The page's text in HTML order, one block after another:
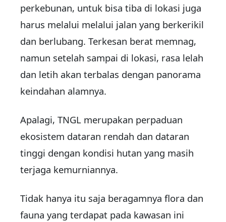
perkebunan, untuk bisa tiba di lokasi juga
harus melalui melalui jalan yang berkerikil
dan berlubang. Terkesan berat memnag,
namun setelah sampai di lokasi, rasa lelah
dan letih akan terbalas dengan panorama
keindahan alamnya.
Apalagi, TNGL merupakan perpaduan
ekosistem dataran rendah dan dataran
tinggi dengan kondisi hutan yang masih
terjaga kemurniannya.
Tidak hanya itu saja beragamnya flora dan
fauna yang terdapat pada kawasan ini